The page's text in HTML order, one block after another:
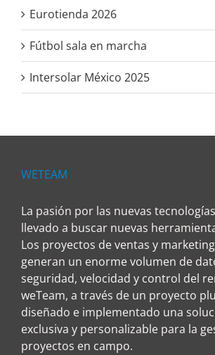
Eurotienda 2026
Fútbol sala en marcha
Intersolar México 2025
WETEAM
La pasión por las nuevas
llevado a buscar nuevas
Los proyectos de ventas y
generan un enorme volumen de
seguridad, velocidad y control del
weTeam, a través de un proyecto
diseñado e implementado una
exclusiva y personalizable para la
proyectos en campo.